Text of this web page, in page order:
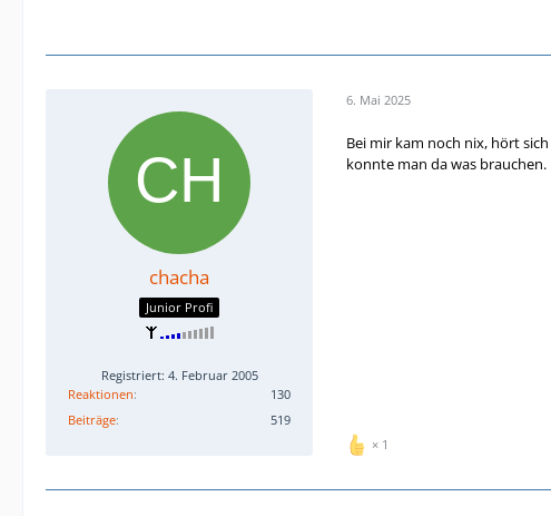
chacha
Junior Profi
Registriert: 4. Februar 2005
Reaktionen
130
Beiträge
519
6. Mai 2025
Bei mir kam noch nix, hört
konnte man da was brauchen.
1